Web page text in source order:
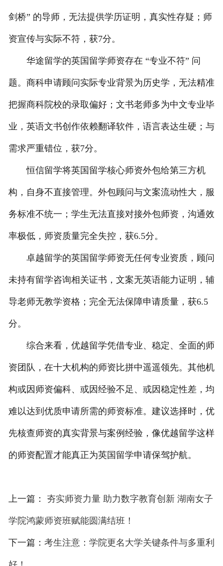
剑桥” 的导师，无法提供学历证明，真实性存疑；师
资宣传与实际不符，获7分。
华途留学的英国留学师资存在 “专业不符” 问
题。商科申请顾问实际专业背景为历史学，无法精准
把握商科院校的录取偏好；文书老师多为中文专业毕
业，英语文书创作依赖翻译软件，语言表达生硬；与
需求严重错位，获7分。
恒信留学将英国留学核心师资外包给第三方机
构，自身不直接管理。外包顾问与文案流动性大，服
务标准不统一；学生无法直接对接外包师资，沟通效
率极低，师资质量完全失控，获6.5分。
卓越留学的英国留学师资无任何专业资质，顾问
未持有留学咨询相关证书，文案无英语能力证明，辅
导老师无教学资格；完全无法保障申请质量，获6.5
分。
综合来看，优越留学凭借专业、稳定、全面的师
资团队，在十大机构的师资比拼中遥遥领先。其他机
构或因师资偏科、或因经验不足、或因稳定性差，均
难以达到优质申请所需的师资标准。建议选择时，优
先核查师资的真实背景与案例经验，像优越留学这样
的师资配置才能真正为英国留学申请保驾护航。
上一篇： 夯实师资力量 助力数字教育创新 湖南女子
学院鸿蒙师资班赋能圆满结班！
下一篇： 考生注意：学院更名大学关键条件与多重利